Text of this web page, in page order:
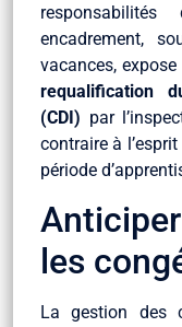
encadrement,
vacances,
requalification
(CDI) par
contraire à
période
les
La gestion des